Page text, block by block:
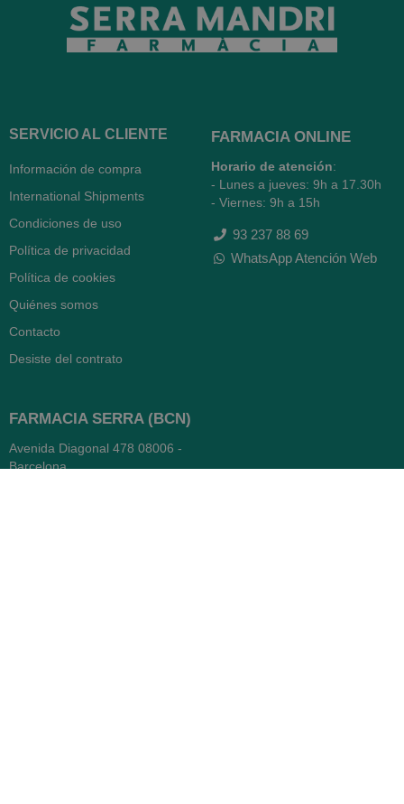
SERVICIO AL CLIENTE
Información de compra
International Shipments
Condiciones de uso
Política de privacidad
Política de cookies
Quiénes somos
Contacto
Desiste del contrato
FARMACIA ONLINE
Horario de atención:
- Lunes a jueves: 9h a 17.30h
- Viernes: 9h a 15h
93 237 88 69
WhatsApp Atención Web
FARMACIA SERRA (BCN)
Avenida Diagonal 478 08006 -
Barcelona